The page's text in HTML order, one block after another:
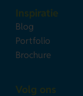
Inspiratie
Blog
Portfolio
Brochure
Volg ons